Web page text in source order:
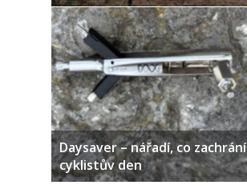
Daysaver – nářadí, co zachrání
cyklistův den